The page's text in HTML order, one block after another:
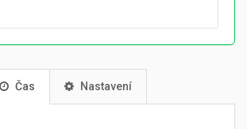
Čas Nastavení